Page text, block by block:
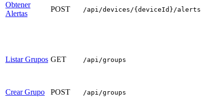
Obtener
Alertas
POST /api/devices/{deviceId}/alerts
Listar Grupos GET /api/groups
Crear Grupo POST /api/groups